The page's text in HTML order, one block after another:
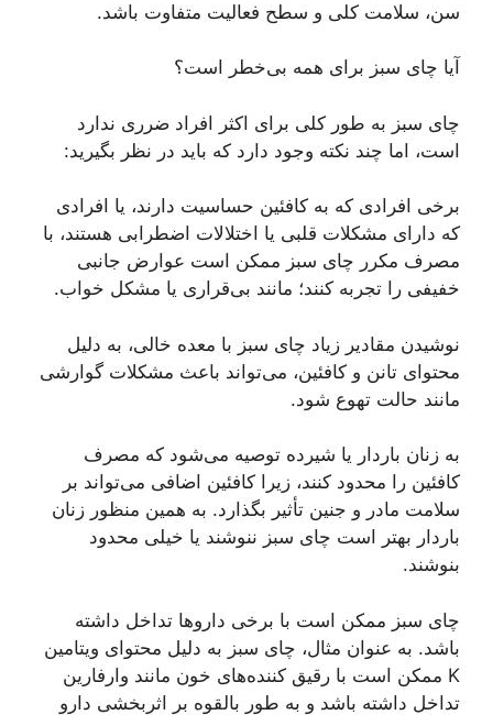
سن، سلامت کلی و سطح فعالیت متفاوت باشد.
آیا چای سبز برای همه بی‌خطر است؟
چای سبز به طور کلی برای اکثر افراد ضرری ندارد
است، اما چند نکته وجود دارد که باید در نظر بگیرید:
برخی افرادی که به کافئین حساسیت دارند، یا افرادی
که دارای مشکلات قلبی یا اختلالات اضطرابی هستند، با
مصرف مکرر چای سبز ممکن است عوارض جانبی
خفیفی را تجربه کنند؛ مانند بی‌قراری یا مشکل خواب.
نوشیدن مقادیر زیاد چای سبز با معده خالی، به دلیل
محتوای تانن و کافئین، می‌تواند باعث مشکلات گوارشی
مانند حالت تهوع شود.
به زنان باردار یا شیرده توصیه می‌شود که مصرف
کافئین را محدود کنند، زیرا کافئین اضافی می‌تواند بر
سلامت مادر و جنین تأثیر بگذارد. به همین منظور زنان
باردار بهتر است چای سبز ننوشند یا خیلی محدود
بنوشند.
چای سبز ممکن است با برخی دارو‌ها تداخل داشته
باشد. به عنوان مثال، چای سبز به دلیل محتوای ویتامین
K ممکن است با رقیق کننده‌های خون مانند وارفارین
تداخل داشته باشد و به طور بالقوه بر اثربخشی دارو